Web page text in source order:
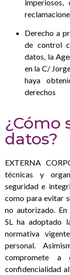
Derecho a
de control
datos, la
en la C/
haya
derechos
¿Cómo
datos?
EXTERNA
técnicas y
seguridad e
como para evitar
no autorizado. En
SL
ha adoptado
normativa
personal.
compromete
confidencialidad